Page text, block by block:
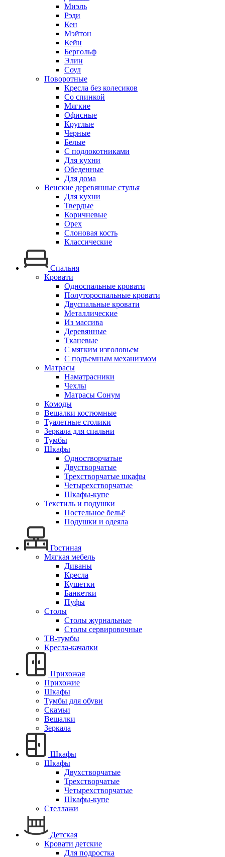
Миэль
Рэди
Кен
Мэйтон
Кейн
Бергольф
Элин
Соул
Поворотные
Кресла без колесиков
Со спинкой
Мягкие
Офисные
Круглые
Черные
Белые
С подлокотниками
Для кухни
Обеденные
Для дома
Венские деревянные стулья
Для кухни
Твердые
Коричневые
Орех
Слоновая кость
Классические
Спальня
Кровати
Односпальные кровати
Полутороспальные кровати
Двуспальные кровати
Металлические
Из массива
Деревянные
Тканевые
С мягким изголовьем
С подъемным механизмом
Матрасы
Наматрасники
Чехлы
Матрасы Сонум
Комоды
Вешалки костюмные
Туалетные столики
Зеркала для спальни
Тумбы
Шкафы
Одностворчатые
Двустворчатые
Трехстворчатые шкафы
Четырехстворчатые
Шкафы-купе
Текстиль и подушки
Постельное бельё
Подушки и одеяла
Гостиная
Мягкая мебель
Диваны
Кресла
Кушетки
Банкетки
Пуфы
Столы
Столы журнальные
Столы сервировочные
ТВ-тумбы
Кресла-качалки
Прихожая
Прихожие
Шкафы
Тумбы для обуви
Скамьи
Вешалки
Зеркала
Шкафы
Шкафы
Двухстворчатые
Трехстворчатые
Четырехстворчатые
Шкафы-купе
Стеллажи
Детская
Кровати детские
Для подростка